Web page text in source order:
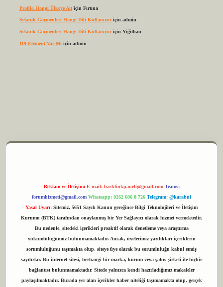
Profilo Hangi Ülkeye Aitiçin Fırtına
Selanik Göçmenleri Hangi Dili Kullanıyoriçin admin
Selanik Göçmenleri Hangi Dili Kullanıyoriçin Yiğithan
119 Element Var Mı için admin
Reklam ve İletişim: E-mail: backlinkpaneli@gmail.com Teams:
forumhizmeti@gmail.com Whatsapp: 0262 606 0 726 Telegram: @karabul
Yasal Uyarı: Sitemiz, 5651 Sayılı Kanun gereğince Bilgi Teknolojileri ve İletişim
Kurumu (BTK) tarafından onaylanmış bir Yer Sağlayıcı olarak hizmet vermektedir.
Bu nedenle, sitedeki içerikleri proaktif olarak denetleme veya araştırma
yükümlülüğümüz bulunmamaktadır. Ancak, üyelerimiz yazdıkları içeriklerin
sorumluluğunu taşımakta olup, siteye üye olarak bu sorumluluğu kabul etmiş
sayılırlar. Bu internet sitesi, herhangi bir marka, kurum veya şahıs şirketi ile hiçbir
bağlantısı bulunmamaktadır. Sitede yalnızca kendi hazırladığımız makaleler
paylaşılmaktadır. Burada yer alan içerikler haber niteliği taşımamakta olup, gerçek